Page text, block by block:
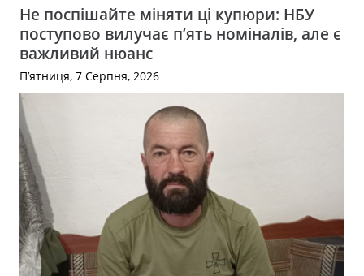
Не поспішайте міняти ці купюри: НБУ
поступово вилучає п’ять номіналів, але є
важливий нюанс
П’ятниця, 7 Серпня, 2026